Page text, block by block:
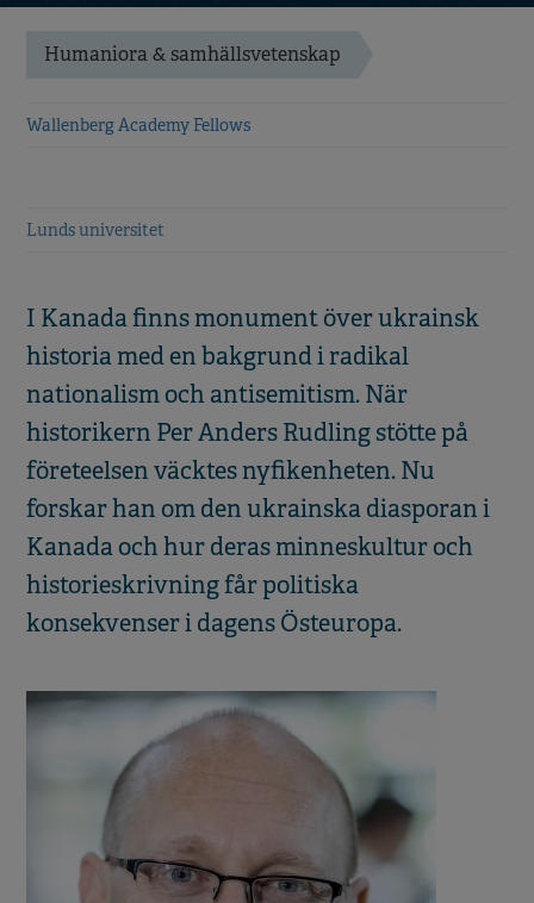
Humaniora & samhällsvetenskap
Wallenberg Academy Fellows
Lunds universitet
I Kanada finns monument över ukrainsk
historia med en bakgrund i radikal
nationalism och antisemitism. När
historikern Per Anders Rudling stötte på
företeelsen väcktes nyfikenheten. Nu
forskar han om den ukrainska diasporan i
Kanada och hur deras minneskultur och
historieskrivning får politiska
konsekvenser i dagens Östeuropa.